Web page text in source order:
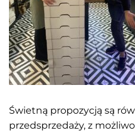
Świetną propozycją są
przedsprzedaży, z